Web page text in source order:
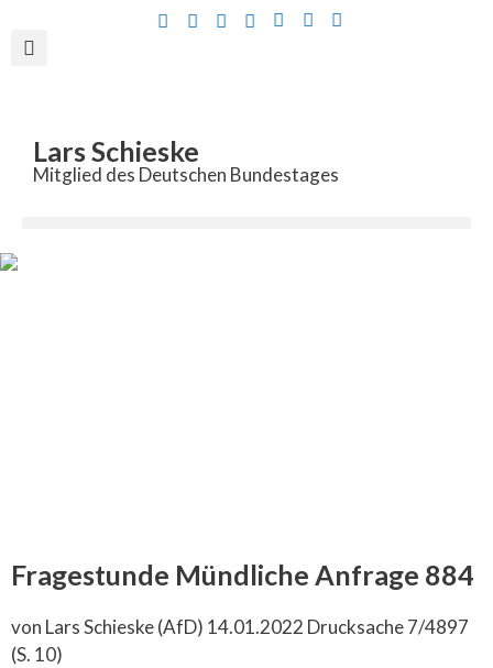
Lars Schieske
Mitglied des Deutschen Bundestages
Fragestunde Mündliche Anfrage 884
von Lars Schieske (AfD) 14.01.2022 Drucksache 7/4897
(S. 10)